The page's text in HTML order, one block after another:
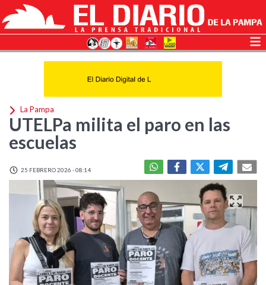
La Pampa
UTELPa milita el paro en las
escuelas
25 FEBRERO 2026 - 08:14